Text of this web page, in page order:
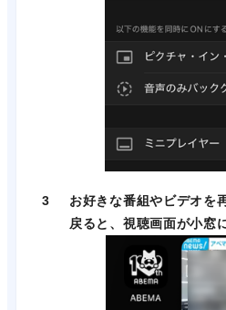
3
お好きな番組やビデオを
戻ると、 視聴画面が小窓